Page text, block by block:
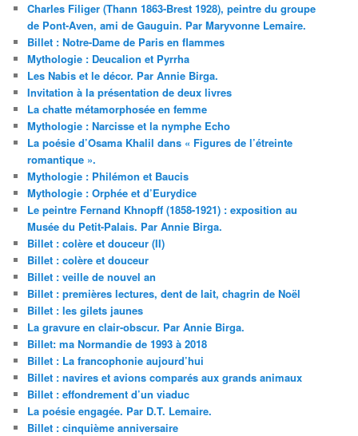
Charles Filiger (Thann 1863-Brest 1928), peintre du groupe
de Pont-Aven, ami de Gauguin. Par Maryvonne Lemaire.
Billet : Notre-Dame de Paris en flammes
Mythologie : Deucalion et Pyrrha
Les Nabis et le décor. Par Annie Birga.
Invitation à la présentation de deux livres
La chatte métamorphosée en femme
Mythologie : Narcisse et la nymphe Echo
La poésie d’Osama Khalil dans « Figures de l’étreinte
romantique ».
Mythologie : Philémon et Baucis
Mythologie : Orphée et d’Eurydice
Le peintre Fernand Khnopff (1858-1921) : exposition au
Musée du Petit-Palais. Par Annie Birga.
Billet : colère et douceur (II)
Billet : colère et douceur
Billet : veille de nouvel an
Billet : premières lectures, dent de lait, chagrin de Noël
Billet : les gilets jaunes
La gravure en clair-obscur. Par Annie Birga.
Billet: ma Normandie de 1993 à 2018
Billet : La francophonie aujourd’hui
Billet : navires et avions comparés aux grands animaux
Billet : effondrement d’un viaduc
La poésie engagée. Par D.T. Lemaire.
Billet : cinquième anniversaire